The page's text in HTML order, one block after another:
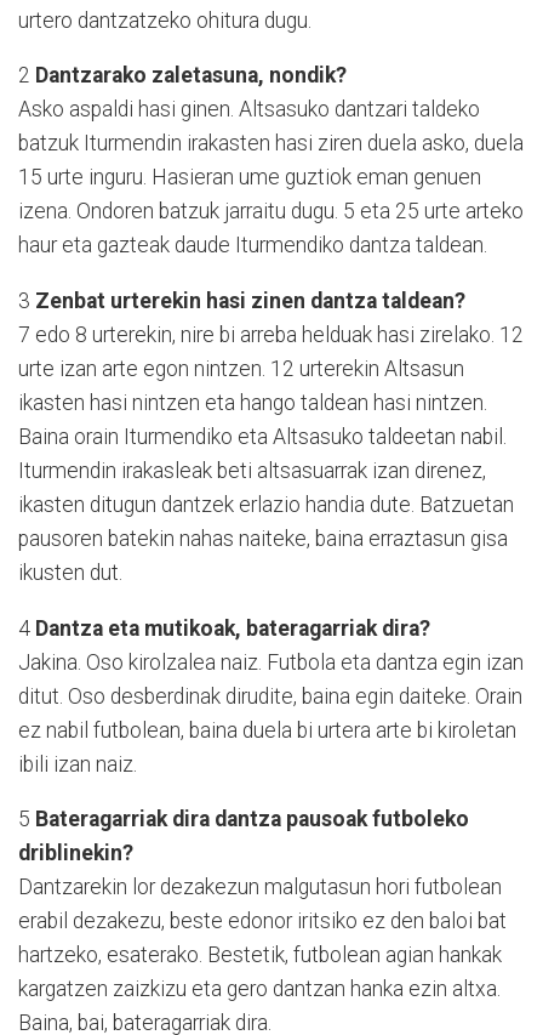
urtero dantzatzeko ohitura dugu.
2 Dantzarako zaletasuna, nondik?
Asko aspaldi hasi ginen. Altsasuko dantzari taldeko
batzuk Iturmendin irakasten hasi ziren duela asko, duela
15 urte inguru. Hasieran ume guztiok eman genuen
izena. Ondoren batzuk jarraitu dugu. 5 eta 25 urte arteko
haur eta gazteak daude Iturmendiko dantza taldean.
3 Zenbat urterekin hasi zinen dantza taldean?
7 edo 8 urterekin, nire bi arreba helduak hasi zirelako. 12
urte izan arte egon nintzen. 12 urterekin Altsasun
ikasten hasi nintzen eta hango taldean hasi nintzen.
Baina orain Iturmendiko eta Altsasuko taldeetan nabil.
Iturmendin irakasleak beti altsasuarrak izan direnez,
ikasten ditugun dantzek erlazio handia dute. Batzuetan
pausoren batekin nahas naiteke, baina erraztasun gisa
ikusten dut.
4 Dantza eta mutikoak, bateragarriak dira?
Jakina. Oso kirolzalea naiz. Futbola eta dantza egin izan
ditut. Oso desberdinak dirudite, baina egin daiteke. Orain
ez nabil futbolean, baina duela bi urtera arte bi kiroletan
ibili izan naiz.
5 Bateragarriak dira dantza pausoak futboleko
driblinekin?
Dantzarekin lor dezakezun malgutasun hori futbolean
erabil dezakezu, beste edonor iritsiko ez den baloi bat
hartzeko, esaterako. Bestetik, futbolean agian hankak
kargatzen zaizkizu eta gero dantzan hanka ezin altxa.
Baina, bai, bateragarriak dira.